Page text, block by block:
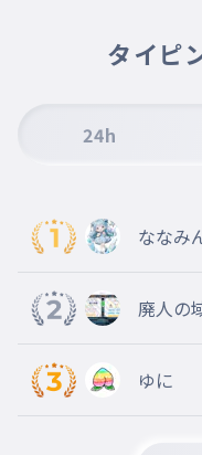
タイピ
24h
ななみ
廃人の
ゆに